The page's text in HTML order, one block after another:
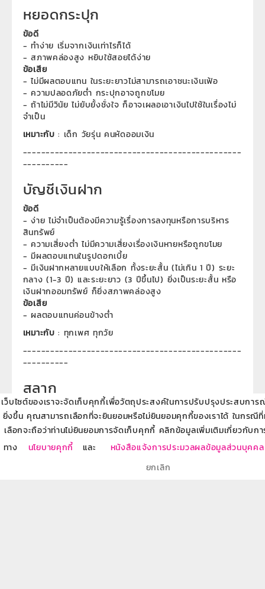
เว็บไซต์ของเราจะจัดเก็บคุกกี้เพื่อวัตถุประสงค์ในการปรับปรุงประสบการ
ยิ่งขึ้น คุณสามารถเลือกที่จะยินยอมหรือไม่ยินยอมคุกกี้ของเราได้ ในกรณีที่
เลือกจะถือว่าท่านไม่ยินยอมการจัดเก็บคุกกี้ คลิกข้อมูลเพิ่มเติมเกี่ยวกับก
ทาง
นโยบายคุกกี้ และ
หนังสือแจ้งการประมวลผลข้อมูลส่วนบุคคล
ยกเลิก
หยอดกระปุก
ข้อดี
- ทำง่าย เริ่มจากเงินเท่าไรก็ได้
- สภาพคล่องสูง หยิบใช้สอยได้ง่าย
ข้อเสีย
- ไม่มีผลตอบแทน ในระยะยาวไม่สามารถเอาชนะเงินเฟ้อ
- ความปลอดภัยต่ำ กระปุกอาจถูกขโมย
- ถ้าไม่มีวินัย ไม่ยับยั้งชั่งใจ ก็อาจเผลอเอาเงินไปใช้ในเรื่องไม่
จำเป็น
เหมาะกับ : เด็ก วัยรุ่น คนหัดออมเงิน
------------------------------------------------
----------
บัญชีเงินฝาก
ข้อดี
- ง่าย ไม่จำเป็นต้องมีความรู้เรื่องการลงทุนหรือการบริหาร
สินทรัพย์
- ความเสี่ยงต่ำ ไม่มีความเสี่ยงเรื่องเงินหายหรือถูกขโมย
- มีผลตอบแทนในรูปดอกเบี้ย
- มีเงินฝากหลายแบบให้เลือก ทั้งระยะสั้น (ไม่เกิน 1 ปี) ระยะ
กลาง (1-3 ปี) และระยะยาว (3 ปีขึ้นไป) ยิ่งเป็นระยะสั้น หรือ
เงินฝากออมทรัพย์ ก็ยิ่งสภาพคล่องสูง
ข้อเสีย
- ผลตอบแทนค่อนข้างต่ำ
เหมาะกับ : ทุกเพศ ทุกวัย
------------------------------------------------
----------
สลาก
ข้อดี
- ออมง่าย คล้ายกับเงินฝาก
- ความเสี่ยงต่ำ
- มีผลตอบแทนในรูปดอกเบี้ย และยังได้ลุ้นเงินรางวัล
- สภาพคล่องต่ำกว่าเงินฝากออมทรัพย์ หากขายคืนก่อนเวลา